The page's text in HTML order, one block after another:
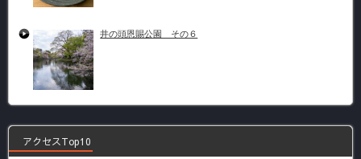
井の頭恩賜公園 その６
アクセスTop10